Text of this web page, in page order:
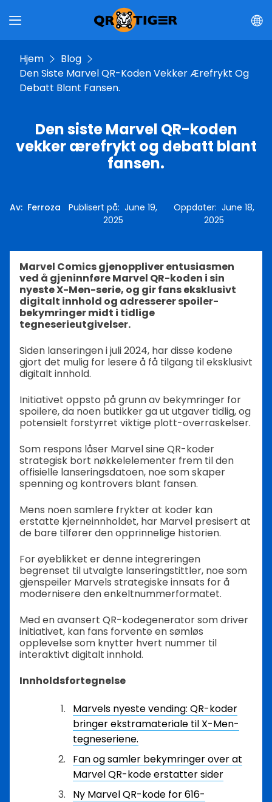
Hjem
Blog
Den Siste Marvel QR-Koden Vekker Ærefrykt Og
Debatt Blant Fansen.
Den siste Marvel QR-koden
vekker ærefrykt og debatt blant
fansen.
Av: Ferroza Publisert på:June 19,
2025
Oppdater: June 18,
2025
Marvel Comics gjenoppliver entusiasmen
ved å gjeninnføre Marvel QR-koden i sin
nyeste X-Men-serie, og gir fans eksklusivt
digitalt innhold og adresserer spoiler-
bekymringer midt i tidlige
tegneserieutgivelser.
Siden lanseringen i juli 2024, har disse kodene
gjort det mulig for lesere å få tilgang til eksklusivt
digitalt innhold.
Initiativet oppsto på grunn av bekymringer for
spoilere, da noen butikker ga ut utgaver tidlig, og
potensielt forstyrret viktige plott-overraskelser.
Som respons låser Marvel sine QR-koder
strategisk bort nøkkelelementer frem til den
offisielle lanseringsdatoen, noe som skaper
spenning og kontrovers blant fansen.
Mens noen samlere frykter at koder kan
erstatte kjerneinnholdet, har Marvel presisert at
de bare tilfører den opprinnelige historien.
For øyeblikket er denne integreringen
begrenset til utvalgte lanseringstittler, noe som
gjenspeiler Marvels strategiske innsats for å
modernisere den enkeltnummerformatet.
Med en avansert QR-kodegenerator som driver
initiativet, kan fans forvente en sømløs
opplevelse som knytter hvert nummer til
interaktivt digitalt innhold.
Innholdsfortegnelse
Marvels nyeste vending: QR-koder
bringer ekstramateriale til X-Men-
tegneseriene.
Fan og samler bekymringer over at
Marvel QR-kode erstatter sider
Ny Marvel QR-kode for 616-